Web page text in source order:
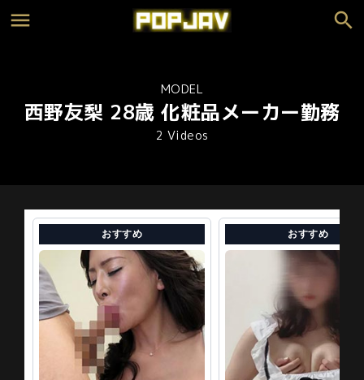
MODEL
西野友梨 28歳 化粧品メーカー勤務
2 Videos
おすすめ おすすめ